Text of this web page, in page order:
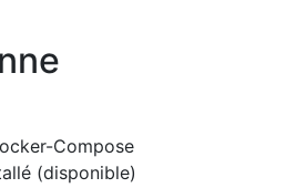
Compose
(disponible)